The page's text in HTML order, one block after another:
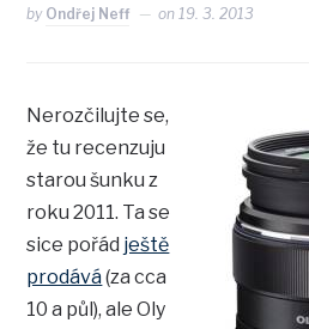
by Ondřej Neff on19. 3. 2013
Nerozčilujte se,
že tu recenzuju
starou šunku z
roku 2011. Ta se
sice pořád ještě
prodává(za cca
10 a půl), ale Oly